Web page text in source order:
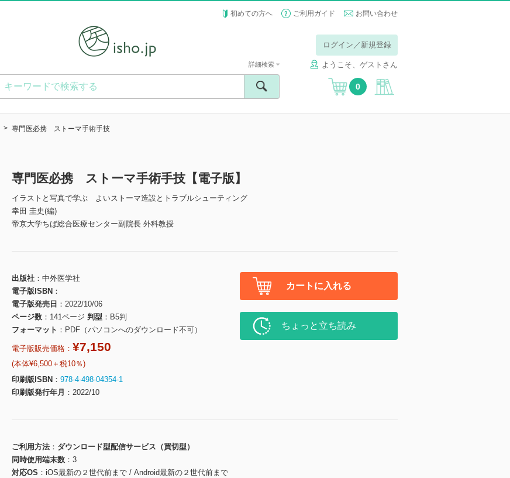
初めての方へ ご利用ガイド お問い合わせ
ログイン／新規登録
ようこそ、ゲストさん
詳細検索
0
専門医必携 ストーマ手術手技
専門医必携 ストーマ手術手技【電子版】
イラストと写真で学ぶ よいストーマ造設とトラブルシューティング
幸田 圭史(編)
帝京大学ちば総合医療センター副院長 外科教授
出版社
中外医学社
電子版ISBN
電子版発売日
2022/10/06
ページ数
141ページ 判型
B5判
フォーマット
PDF（パソコンへのダウンロード不可）
電子版販売価格： ¥7,150
(本体¥6,500＋税10％)
印刷版ISBN
978-4-498-04354-1
印刷版発行年月
2022/10
カートに入れる
ちょっと立ち読み
ご利用方法
ダウンロード型配信サービス（買切型）
同時使用端末数
3
対応OS
iOS最新の２世代前まで / Android最新の２世代前まで